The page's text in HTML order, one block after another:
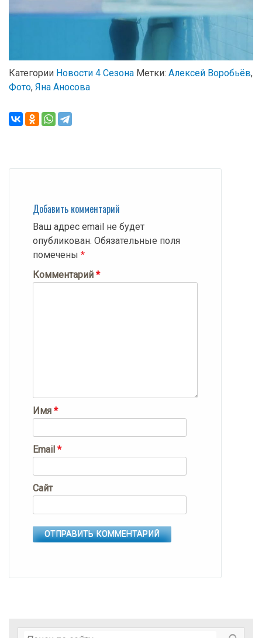
Категории Новости 4 Сезона Метки: Алексей Воробьёв,
Фото, Яна Аносова
Добавить комментарий
Ваш адрес email не будет
опубликован. Обязательные поля
помечены *
Комментарий *
Имя *
Email *
Сайт